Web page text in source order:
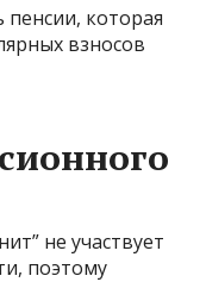
пенсии, которая
взносов
не участвует
поэтому